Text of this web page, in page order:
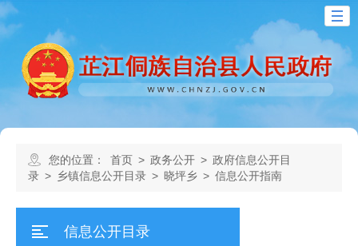
您的位置： 首页 > 政务公开 > 政府信息公开目
录 > 乡镇信息公开目录 > 晓坪乡 > 信息公开指南
信息公开目录